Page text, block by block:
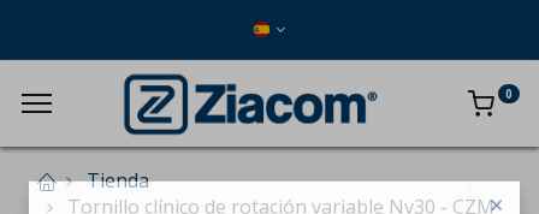
0
Tienda
Tornillo clínico de rotación variable Nv30 - CZM